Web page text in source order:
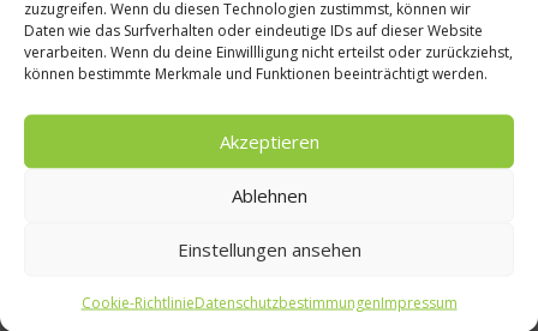
zuzugreifen. Wenn du diesen Technologien zustimmst, können wir
Daten wie das Surfverhalten oder eindeutige IDs auf dieser Website
verarbeiten. Wenn du deine Einwillligung nicht erteilst oder zurückziehst,
können bestimmte Merkmale und Funktionen beeinträchtigt werden.
Akzeptieren
Ablehnen
Einstellungen ansehen
Cookie-RichtlinieDatenschutzbestimmungenImpressum
vorheriger Beitrag
pps
fürs
Büro
Nächster Beitrag
selbst
gemac
Wie
man